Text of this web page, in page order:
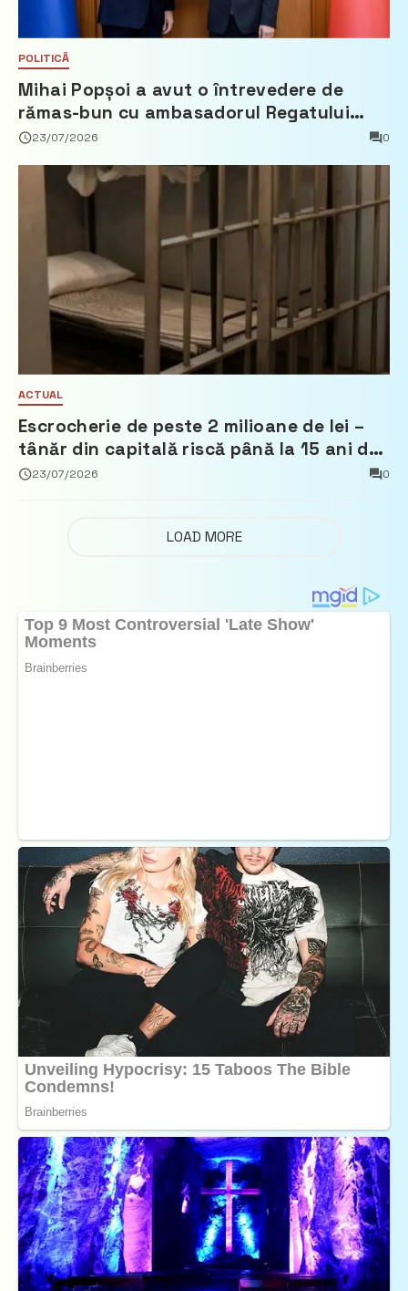
POLITICĂ
Mihai Popșoi a avut o întrevedere de
rămas-bun cu ambasadorul Regatului
Țărilor de Jos, Fred Duijn
23/07/2026 0
ACTUAL
Escrocherie de peste 2 milioane de lei –
tânăr din capitală riscă până la 15 ani de
închisoare
23/07/2026 0
LOAD MORE